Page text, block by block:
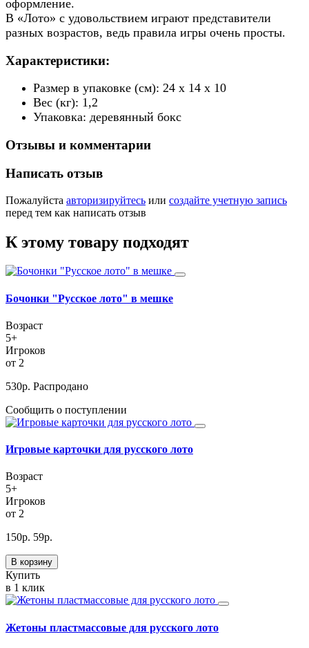
оформление.
В «Лото» с удовольствием играют представители
разных возрастов, ведь правила игры очень просты.
Характеристики:
Размер в упаковке (см): 24 х 14 х 10
Вес (кг): 1,2
Упаковка: деревянный бокс
Отзывы и комментарии
Написать отзыв
Пожалуйста авторизируйтесь или создайте учетную запись
перед тем как написать отзыв
К этому товару подходят
Бочонки "Русское лото" в мешке
Возраст
5+
Игроков
от 2
530р. Распродано
Сообщить о поступлении
Игровые карточки для русского лото
Возраст
5+
Игроков
от 2
150р. 59р.
В корзину
Купить
в 1 клик
Жетоны пластмассовые для русского лото